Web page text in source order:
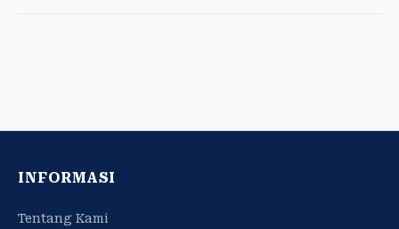
INFORMASI
Tentang Kami